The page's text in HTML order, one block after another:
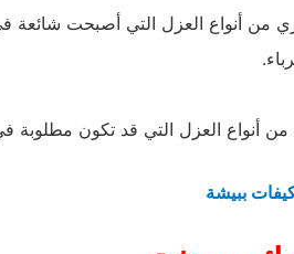
من أنواع العزل التي أصبحت شائعة
من أنواع العزل التي قد تكون مطلوبة
ببيشة